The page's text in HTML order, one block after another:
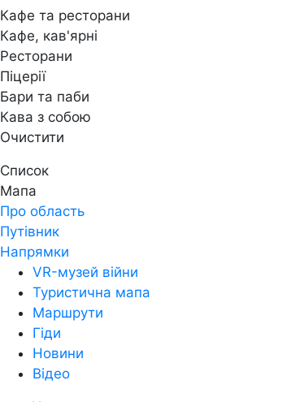
Кафе та ресторани
Кафе, кав'ярні
Ресторани
Піцерії
Бари та паби
Кава з собою
Очистити
Список
Мапа
Про область
Путівник
Напрямки
VR-музей війни
Туристична мапа
Маршрути
Гіди
Новини
Відео